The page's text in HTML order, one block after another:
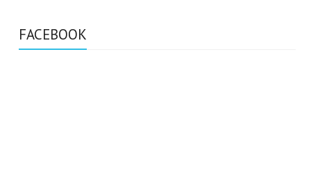
FACEBOOK